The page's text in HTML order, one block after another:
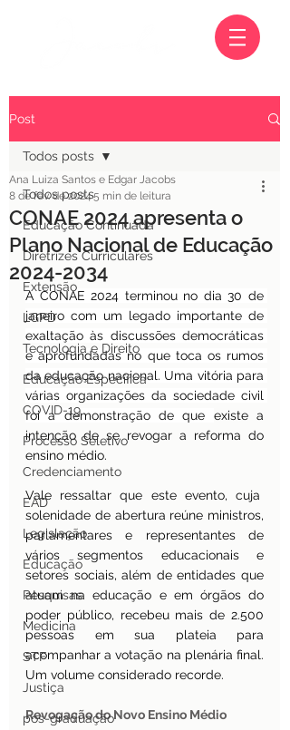
Post
Todos posts
Educação Continuada
Diretrizes Curriculares
Extensão
LGPD
Tecnologia e Direito
Educação Específica
COVID-19
Processo Seletivo
Credenciamento
EAD
Legislação
Educação
Pesquisas
Medicina
STF
Justiça
pos-graduação
Todos posts
CONAE 2024 apresenta o
Plano Nacional de Educação
2024-2034
Ana Luiza Santos e Edgar Jacobs
8 de fev. de 20245 min de leitura
A CONAE 2024 terminou no dia 30 de
janeiro com um legado importante de
exaltação às discussões democráticas
e aprofundadas no que toca os rumos
da educação nacional. Uma vitória para
várias organizações da sociedade civil
foi a demonstração de que existe a
intenção de se revogar a reforma do
ensino médio.
Vale ressaltar que este evento, cuja
solenidade de abertura reúne ministros,
parlamentares e representantes de
vários segmentos educacionais e
setores sociais, além de entidades que
atuam na educação e em órgãos do
poder público, recebeu mais de 2.500
pessoas em sua plateia para
acompanhar a votação na plenária final.
Um volume considerado recorde.
Revogação do Novo Ensino Médio